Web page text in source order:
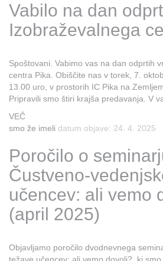
Vabilo na dan
Izobraževalnega
Spoštovani. Vabimo vas na dan odprtih
centra Pika. Obiščite nas v torek, 7.
13.00 uro, v prostorih IC Pika na
Pripravili smo štiri krajša predavanja. V
VEČ
smo že imeli datum objave: 24. 4. 2025
Poročilo o
Čustveno-
učencev: ali vemo
(april 2025)
Objavljamo poročilo dvodnevnega